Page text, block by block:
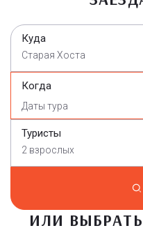
Куда
Старая Хоста
Когда
Туристы
2 взрослых
ИЛИ